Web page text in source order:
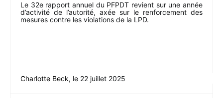
Le 32e rapport annuel du PFPDT revient sur une année
d’activité de l’autorité, axée sur le renforcement des
mesures contre les violations de la LPD.
Charlotte Beck, le 22 juillet 2025